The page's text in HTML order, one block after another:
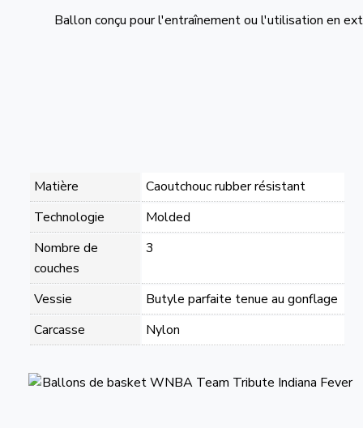
Ballon conçu pour l'entraînement ou l'utilisation en
Matière
Caoutchouc rubber résistant
Technologie
Molded
Nombre de
couches
3
Vessie
Butyle parfaite tenue au gonflage
Carcasse
Nylon